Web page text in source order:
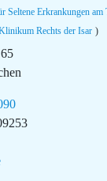
Seltene Erkrankungen
Rechts der Isar )